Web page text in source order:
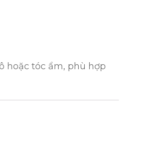
hoặc tóc ẩm, phù hợp